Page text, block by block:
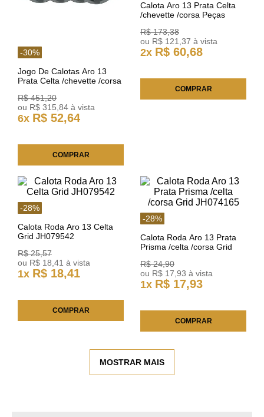
-30%
Jogo De Calotas Aro 13
Prata Celta /chevette /corsa
KIT965
R$ 451,20
ou R$ 315,84 à vista
6x R$ 52,64
COMPRAR
Calota Aro 13 Prata Celta
/chevette /corsa Peças
R$ 173,38
ou R$ 121,37 à vista
2x R$ 60,68
COMPRAR
-28%
Calota Roda Aro 13 Celta
Grid JH079542
R$ 25,57
ou R$ 18,41 à vista
1x R$ 18,41
COMPRAR
-28%
Calota Roda Aro 13 Prata
Prisma /celta /corsa Grid
R$ 24,90
ou R$ 17,93 à vista
1x R$ 17,93
COMPRAR
MOSTRAR MAIS